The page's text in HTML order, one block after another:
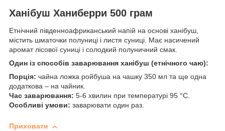
Ханібуш Ханиберри 500 грам
Етнічний південноафриканський напій на основі ханібуш,
містить шматочки полуниці і листя суниці. Має насичений
аромат лісової суниці і солодкий полуничний смак.
Один із способів заварювання ханібуш (етнічного чаю):
Порція: чайна ложка ройбуша на чашку 350 мл та ще одна
додаткова – на чайник.
Час заварювання: 5-6 хвилин при температурі 95 °C.
Особливі умови: заварювати один раз.
Приховати